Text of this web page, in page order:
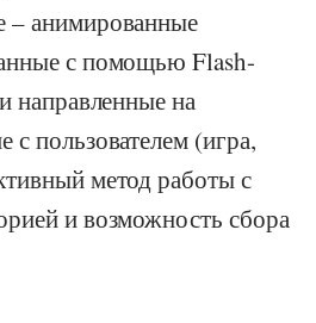
– анимированные
с помощью Flash-
направленные на
с пользователем (игра,
метод работы с
и возможность сбора